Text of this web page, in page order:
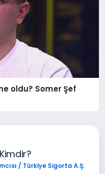
oldu? Somer Şef
/ Türkiye Sigorta A.Ş.